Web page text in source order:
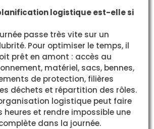
logistique est-elle si
passe très vite sur un
Pour optimiser le temps, il
prêt en amont : accès au
matériel, sacs, bennes,
de protection, filières
déchets et répartition des rôles.
logistique peut faire
heures et rendre impossible une
dans la journée.